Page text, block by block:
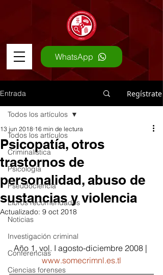
WhatsApp
Entrada Regístrate
Todos los artículos
Criminalística
Psicología
Pseudociencia
Libros recomendados
Noticias
Investigación criminal
Conferencias
Ciencias forenses
Todos los artículos
Psicopatía, otros
trastornos de
personalidad, abuso de
sustancias y violencia
13 jun 2018 16 min de lectura
Actualizado: 9 oct 2018
Año 1, vol. I agosto-diciembre 2008 |
www.somecrimnl.es.tl